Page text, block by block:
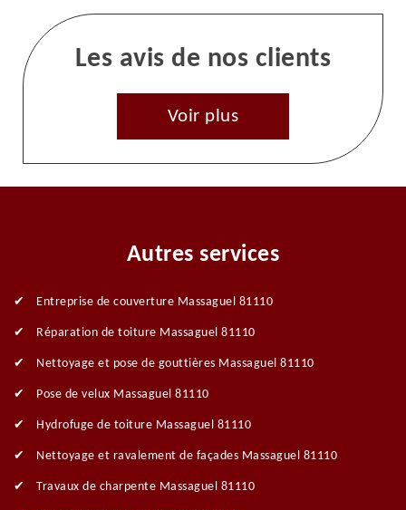
Les avis de nos clients
Voir plus
Autres services
Entreprise de couverture Massaguel 81110
Réparation de toiture Massaguel 81110
Nettoyage et pose de gouttières Massaguel 81110
Pose de velux Massaguel 81110
Hydrofuge de toiture Massaguel 81110
Nettoyage et ravalement de façades Massaguel 81110
Travaux de charpente Massaguel 81110